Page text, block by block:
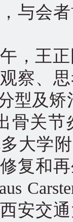
与会
王正
察、
型及
骨关
大学
复和
安交